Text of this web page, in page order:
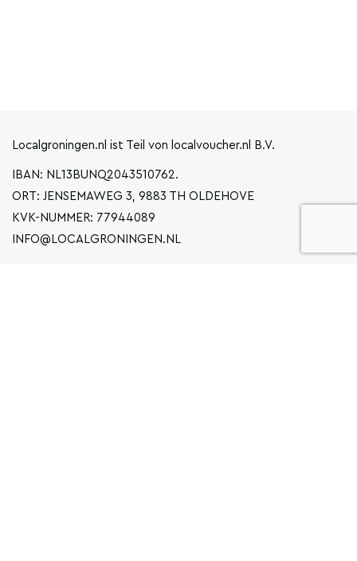
Localgroningen.nl ist Teil von localvoucher.nl B.V.
IBAN: NL13BUNQ2043510762.
ORT: JENSEMAWEG 3, 9883 TH OLDEHOVE
KVK-NUMMER: 77944089
INFO@LOCALGRONINGEN.NL